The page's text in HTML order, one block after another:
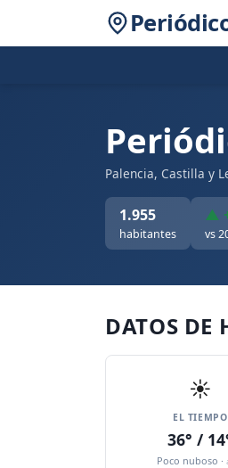
Palencia, Castilla y
1.955
habitantes
▲
vs
DATOS DE
☀️
EL TIEMPO
36° /
Poco nuboso ·